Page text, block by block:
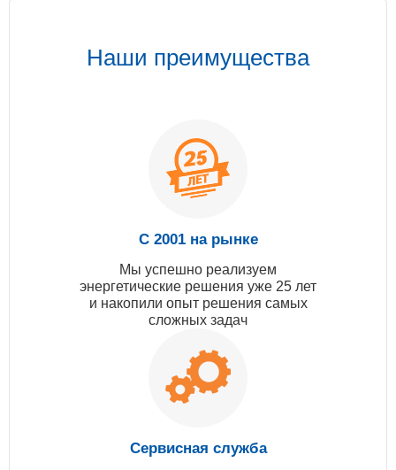
Наши преимущества
С 2001 на рынке
Мы успешно реализуем
энергетические решения уже 25 лет
и накопили опыт решения самых
сложных задач
Сервисная служба